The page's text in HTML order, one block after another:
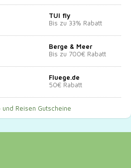
TUI fly
Bis zu 33% Rabatt
Berge & Meer
Bis zu 700€ Rabatt
Fluege.de
50€ Rabatt
und Reisen Gutscheine